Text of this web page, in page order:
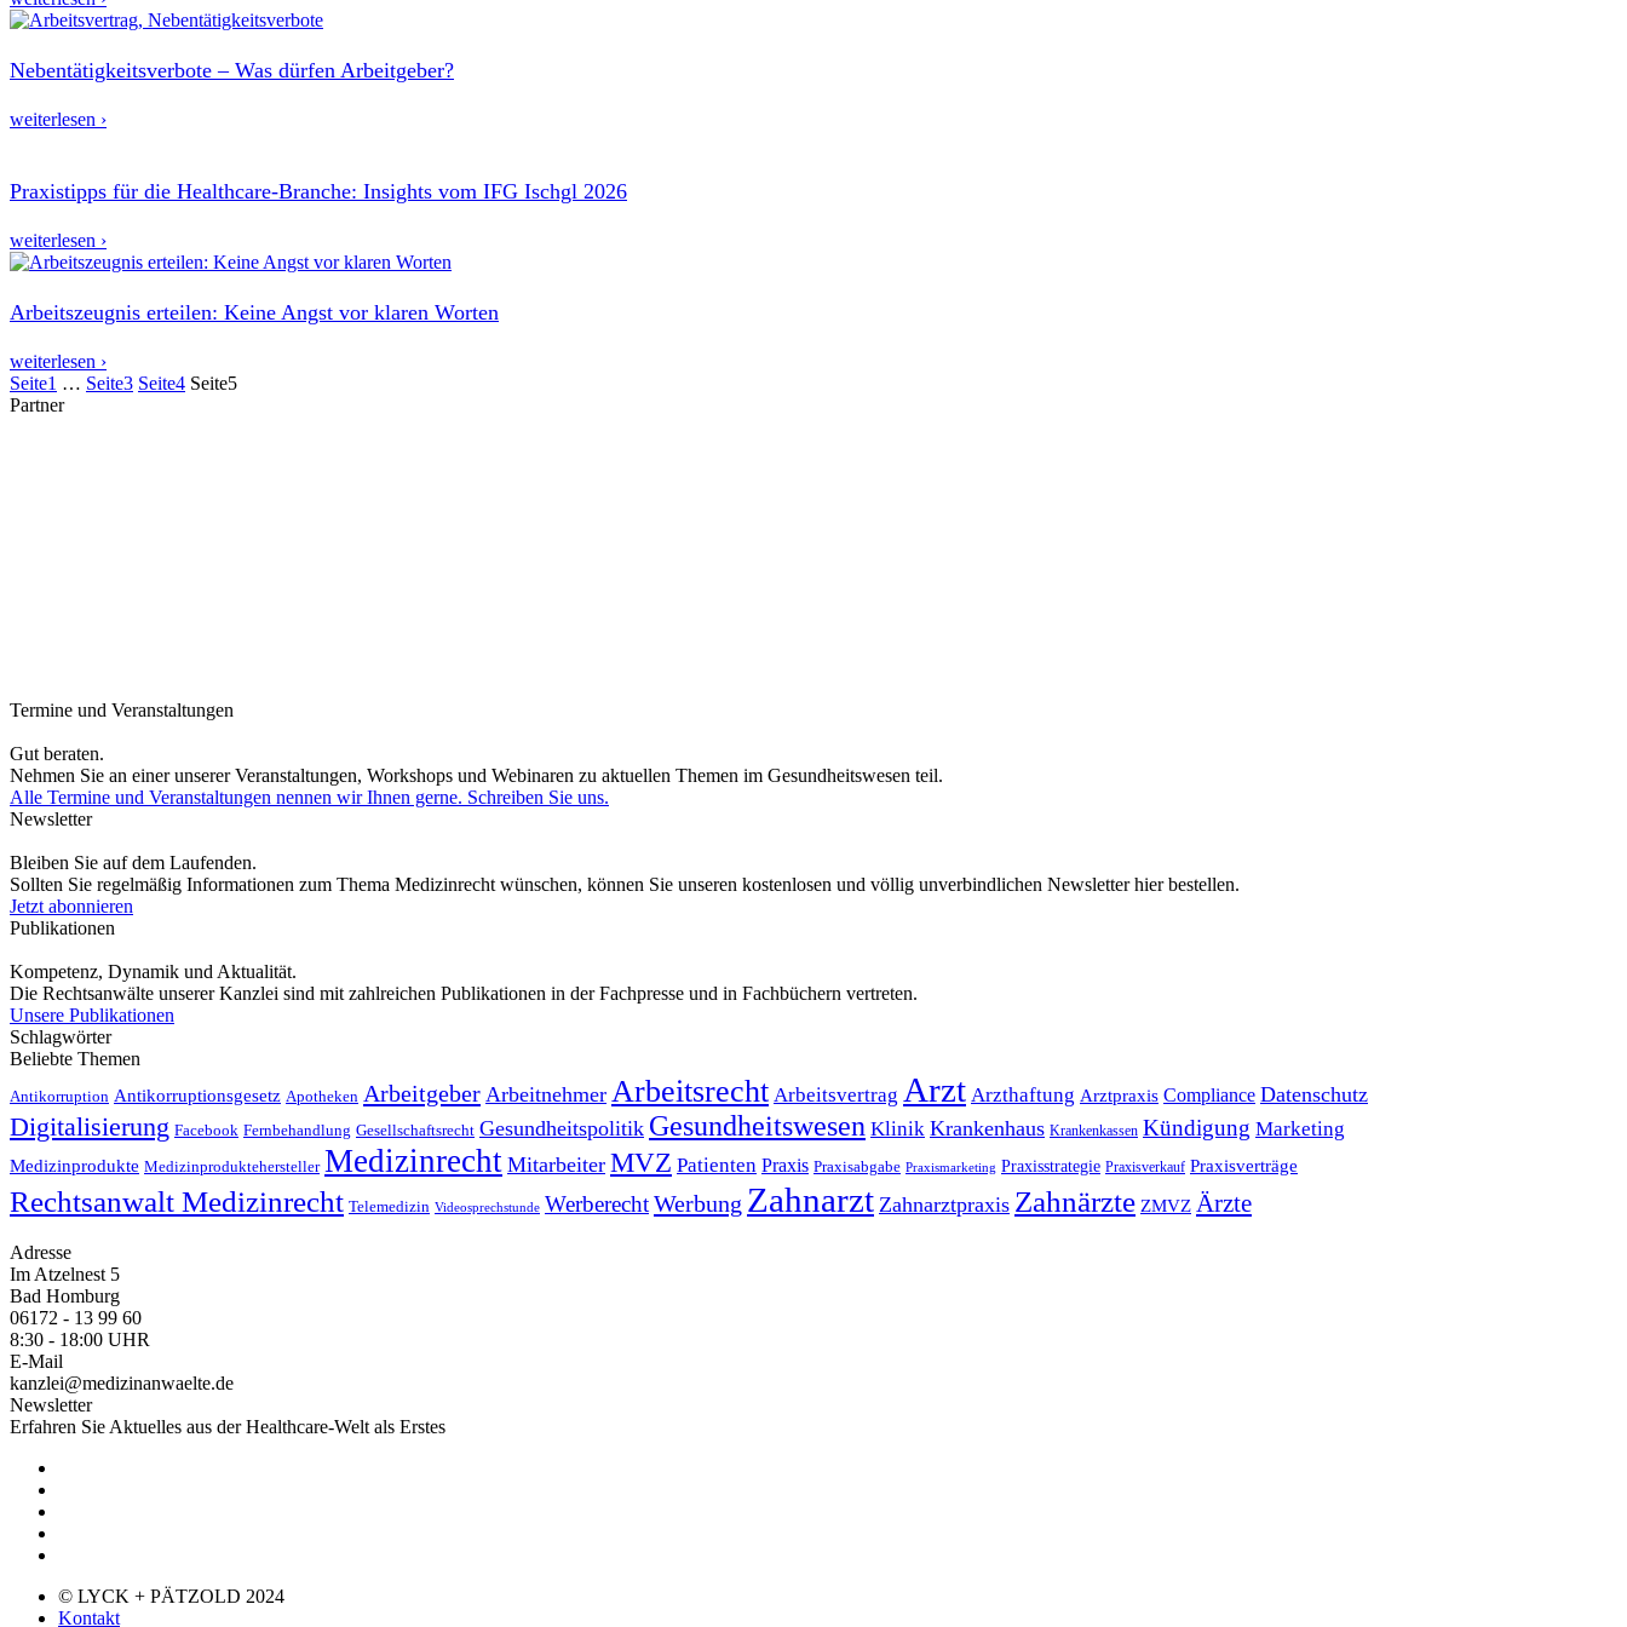
Nebentätigkeitsverbote – Was dürfen Arbeitgeber?
weiterlesen ›
Praxistipps für die Healthcare-Branche: Insights vom IFG Ischgl 2026
weiterlesen ›
Arbeitszeugnis erteilen: Keine Angst vor klaren Worten
weiterlesen ›
Seite1 … Seite3 Seite4 Seite5
Partner
Termine und Veranstaltungen
Gut beraten.
Nehmen Sie an einer unserer Veranstaltungen, Workshops und Webinaren zu aktuellen Themen im Gesundheitswesen teil.
Alle Termine und Veranstaltungen nennen wir Ihnen gerne. Schreiben Sie uns.
Newsletter
Bleiben Sie auf dem Laufenden.
Sollten Sie regelmäßig Informationen zum Thema Medizinrecht wünschen, können Sie unseren kostenlosen und völlig unverbindlichen Newsletter hier bestellen.
Jetzt abonnieren
Publikationen
Kompetenz, Dynamik und Aktualität.
Die Rechtsanwälte unserer Kanzlei sind mit zahlreichen Publikationen in der Fachpresse und in Fachbüchern vertreten.
Unsere Publikationen
Schlagwörter
Beliebte Themen
Antikorruption Antikorruptionsgesetz Apotheken Arbeitgeber Arbeitnehmer Arbeitsrecht Arbeitsvertrag Arzt Arzthaftung Arztpraxis Compliance Datenschutz
Digitalisierung Facebook Fernbehandlung Gesellschaftsrecht Gesundheitspolitik Gesundheitswesen Klinik Krankenhaus Krankenkassen Kündigung Marketing
Medizinprodukte Medizinproduktehersteller Medizinrecht Mitarbeiter MVZ Patienten Praxis Praxisabgabe Praxismarketing Praxisstrategie Praxisverkauf Praxisverträge
Rechtsanwalt Medizinrecht Telemedizin Videosprechstunde WerberechtWerbung Zahnarzt Zahnarztpraxis Zahnärzte ZMVZ Ärzte
Adresse
Im Atzelnest 5
Bad Homburg
06172 - 13 99 60
8:30 - 18:00 UHR
E-Mail
kanzlei@medizinanwaelte.de
Newsletter
Erfahren Sie Aktuelles aus der Healthcare-Welt als Erstes
© LYCK + PÄTZOLD 2024
Kontakt